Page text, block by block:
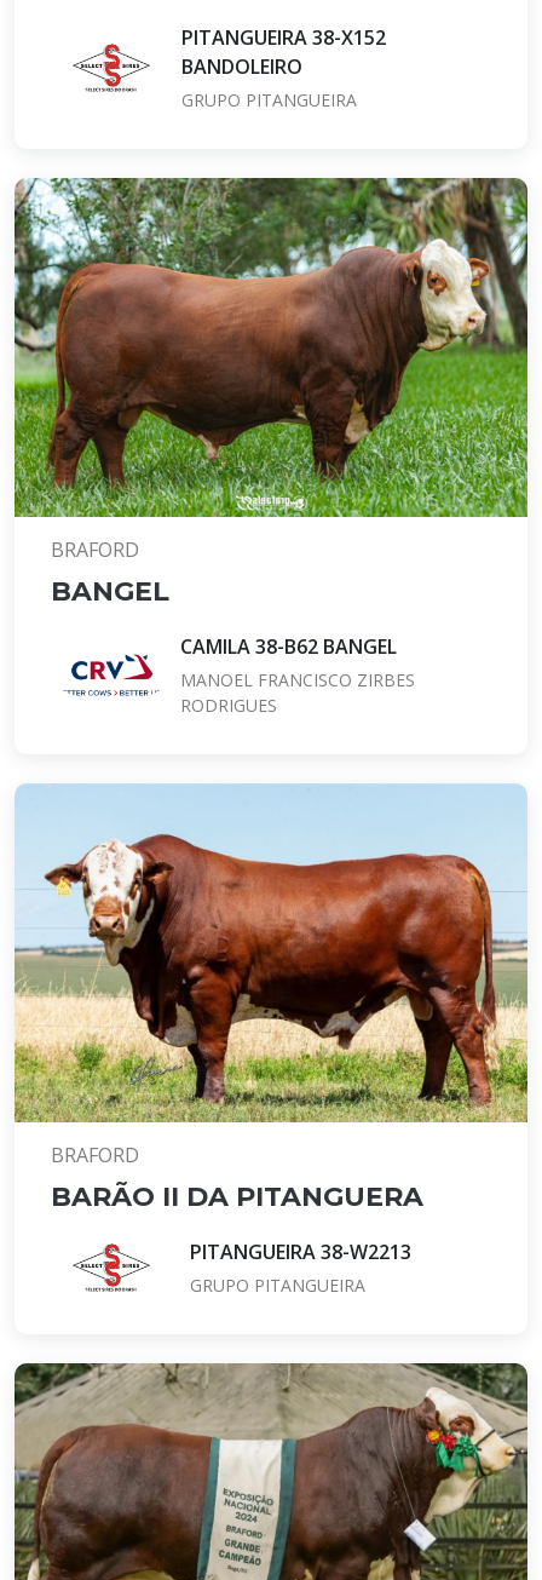
PITANGUEIRA 38-X152
BANDOLEIRO
GRUPO PITANGUEIRA
BRAFORD
BANGEL
CAMILA 38-B62 BANGEL
MANOEL FRANCISCO ZIRBES
RODRIGUES
BRAFORD
BARÃO II DA PITANGUERA
PITANGUEIRA 38-W2213
GRUPO PITANGUEIRA